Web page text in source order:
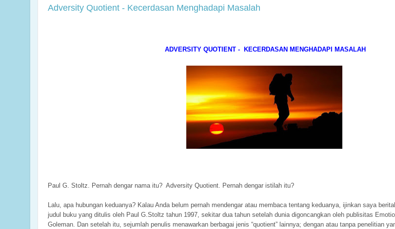
Adversity Quotient - Kecerdasan Menghadapi Masalah
ADVERSITY QUOTIENT - KECERDASAN MENGHADAPI MASALAH
Paul G. Stoltz. Pernah dengar nama itu? Adversity Quotient. Pernah dengar istilah itu?
Lalu, apa hubungan keduanya? Kalau Anda belum pernah mendengar atau membaca tentang keduanya, ijinkan saya
judul buku yang ditulis oleh Paul G.Stoltz tahun 1997, sekitar dua tahun setelah dunia digoncangkan oleh publisitas
Goleman. Dan setelah itu, sejumlah penulis menawarkan berbagai jenis “quotient” lainnya; dengan atau tanpa penelitian